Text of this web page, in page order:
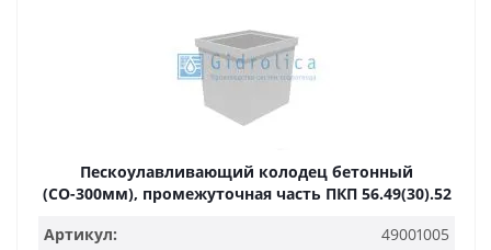
Пескоулавливающий колодец бетонный
(СО-300мм), промежуточная часть ПКП 56.49(30).52
Артикул:
49001005